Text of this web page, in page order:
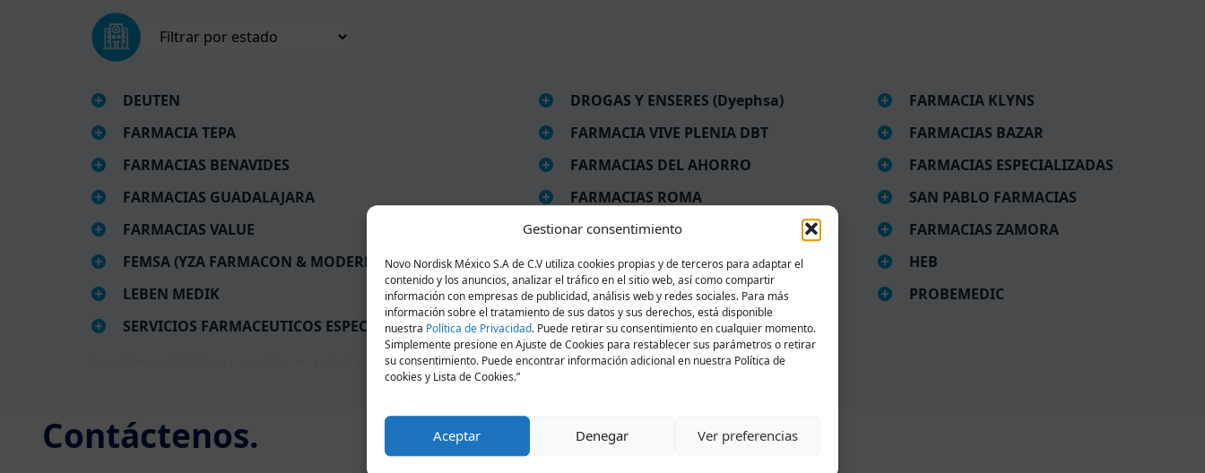
Gestionar consentimiento
Novo Nordisk México S.A de C.V utiliza cookies propias y de terceros para adaptar el
contenido y los anuncios, analizar el tráfico en el sitio web, así como compartir
información con empresas de publicidad, análisis web y redes sociales. Para más
información sobre el tratamiento de sus datos y sus derechos, está disponible
nuestra Política de Privacidad. Puede retirar su consentimiento en cualquier momento.
Simplemente presione en Ajuste de Cookies para restablecer sus parámetros o retirar
su consentimiento. Puede encontrar información adicional en nuestra Política de
cookies y Lista de Cookies.”
Aceptar Denegar Ver preferencias
DEUTEN
FARMACIA TEPA
FARMACIAS BENAVIDES
FARMACIAS GUADALAJARA
FARMACIAS VALUE
FEMSA (YZA FARMACON & MODERNA)
LEBEN MEDIK
SERVICIOS FARMACEUTICOS ESPECIALIZADOS
DROGAS Y ENSERES (Dyephsa)
FARMACIA VIVE PLENIA DBT
FARMACIAS DEL AHORRO
FARMACIAS ROMA
FARMACIAS VIDA
GULLIVER
NAOS PHARMA
FARMACIA KLYNS
FARMACIAS BAZAR
FARMACIAS ESPECIALIZADAS
SAN PABLO FARMACIAS
FARMACIAS ZAMORA
HEB
PROBEMEDIC
Las sesiones educativas son impartidas por una Nutrióloga Educadora en Diabetes
Contáctenos.